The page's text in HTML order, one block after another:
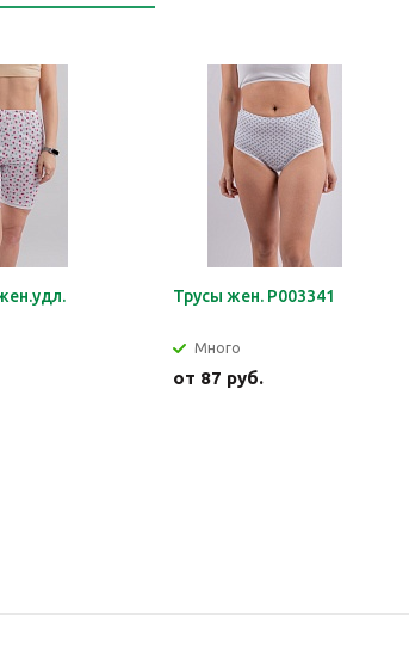
Трусы жен. Р003341
Много
от 87 руб.